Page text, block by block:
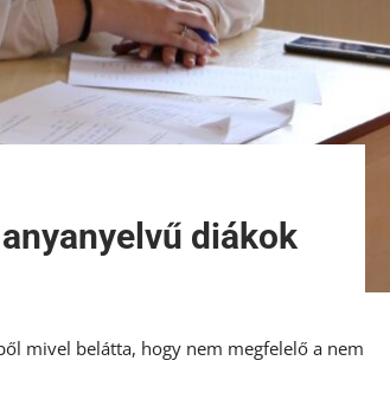
diákok
mivel belátta, hogy nem megfelelő a nem